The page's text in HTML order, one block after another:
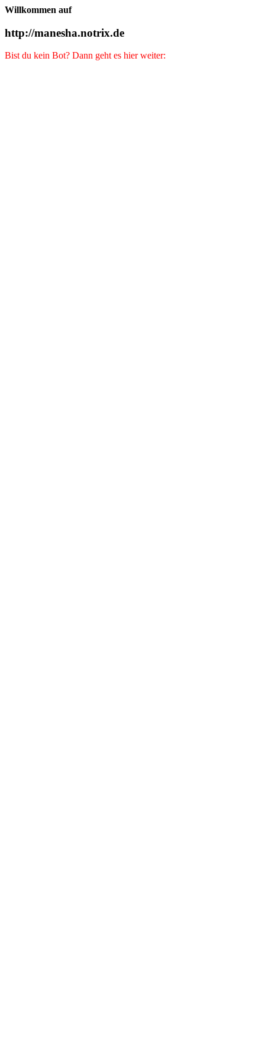
Willkommen auf
http://manesha.notrix.de
Bist du kein Bot? Dann geht es hier weiter: